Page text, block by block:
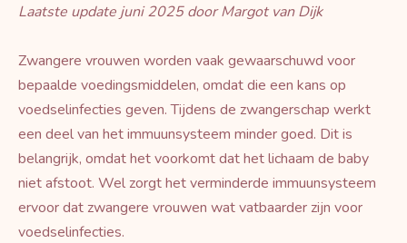
Laatste update juni 2025 door Margot van Dijk
Zwangere vrouwen worden vaak gewaarschuwd voor
bepaalde voedingsmiddelen, omdat die een kans op
voedselinfecties geven. Tijdens de zwangerschap werkt
een deel van het immuunsysteem minder goed. Dit is
belangrijk, omdat het voorkomt dat het lichaam de baby
niet afstoot. Wel zorgt het verminderde immuunsysteem
ervoor dat zwangere vrouwen wat vatbaarder zijn voor
voedselinfecties.